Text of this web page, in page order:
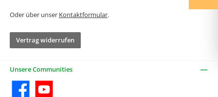
Oder über unser Kontaktformular.
Vertrag widerrufen
Unsere Communities
Facebook YouTube